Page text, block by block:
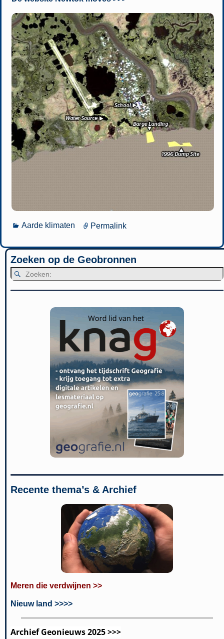
Aarde klimaten Permalink
Zoeken op de Geobronnen
Recente thema’s & Archief
Meren die verdwijnen >>
Nieuw land >>>>
Archief Geonieuws 2025 >>>